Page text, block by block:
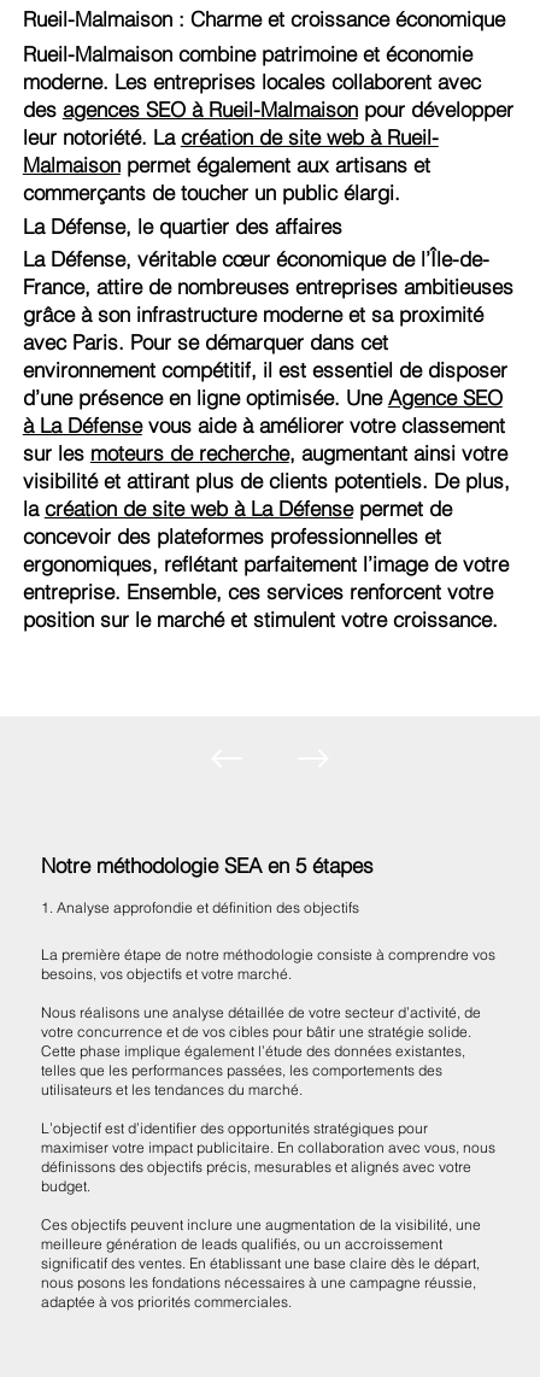
Rueil-Malmaison : Charme et croissance économique
Rueil-Malmaison combine patrimoine et économie
moderne. Les entreprises locales collaborent avec
des agences SEO à Rueil-Malmaisonpour développer
leur notoriété. Lacréation de site web à Rueil-
Malmaisonpermet également aux artisans et
commerçants de toucher un public élargi.
La Défense, le quartier des affaires
La Défense, véritable cœur économique de l’Île-de-
France, attire de nombreuses entreprises ambitieuses
grâce à son infrastructure moderne et sa proximité
avec Paris. Pour se démarquer dans cet
environnement compétitif, il est essentiel de disposer
d’une présence en ligne optimisée. UneAgence SEO
à La Défensevous aide à améliorer votre classement
sur les moteurs de recherche, augmentant ainsi votre
visibilité et attirant plus de clients potentiels. De plus,
lacréation de site web à La Défensepermet de
concevoir des plateformes professionnelles et
ergonomiques, reflétant parfaitement l’image de votre
entreprise. Ensemble, ces services renforcent votre
position sur le marché et stimulent votre croissance.
Notre méthodologie SEA en 5 étapes
1. Analyse approfondie et définition des objectifs
La première étape de notre méthodologie consiste à comprendre vos
besoins, vos objectifs et votre marché.
Nous réalisons une analyse détaillée de votre secteur d’activité, de
votre concurrence et de vos cibles pour bâtir une stratégie solide.
Cette phase implique également l’étude des données existantes,
telles que les performances passées, les comportements des
utilisateurs et les tendances du marché.
L’objectif est d’identifier des opportunités stratégiques pour
maximiser votre impact publicitaire. En collaboration avec vous, nous
définissons des objectifs précis, mesurables et alignés avec votre
budget.
Ces objectifs peuvent inclure une augmentation de la visibilité, une
meilleure génération de leads qualifiés, ou un accroissement
significatif des ventes. En établissant une base claire dès le départ,
nous posons les fondations nécessaires à une campagne réussie,
adaptée à vos priorités commerciales.